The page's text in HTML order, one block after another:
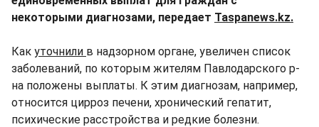
некоторыми диагнозами, передает Taspanews.kz.
Как уточнили в надзорном органе, увеличен список
заболеваний, по которым жителям Павлодарского р-
на положены выплаты. К этим диагнозам, например,
относится цирроз печени, хронический гепатит,
психические расстройства и редкие болезни.